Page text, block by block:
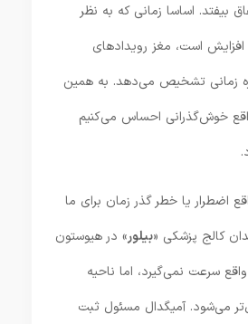
بیفتد. اساسا زمانی که به نظر
است، مغز رویدادهای
زمانی تشخیص می‌دهد. به همین
خوش‌گذرانی احساس می‌کنیم
اضطرار یا خطر گذر زمان برای ما
کالج پزشکی «بیلور» در هیوستون
سرعت نمی‌گیرد، اما ناحیه
می‌شود. آمیگدال مسئول ثبت